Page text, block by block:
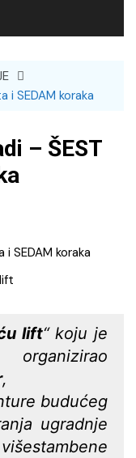
i SEDAM koraka
– ŠEST
lift“ koju je
,
budućeg
ugradnje